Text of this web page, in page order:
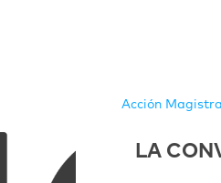
Acción Magistral
LA